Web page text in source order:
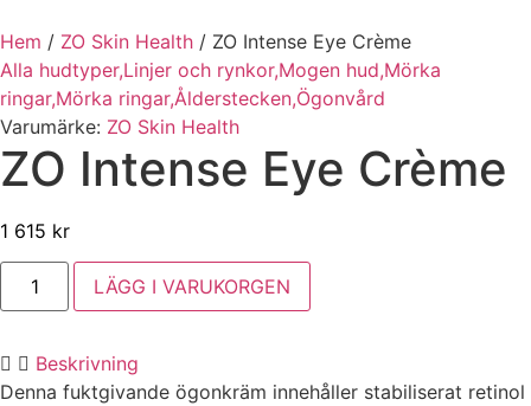
Hem / ZO Skin Health / ZO Intense Eye Crème
Alla hudtyper,Linjer och rynkor,Mogen hud,Mörka
ringar,Mörka ringar,Ålderstecken,Ögonvård
Varumärke: ZO Skin Health
ZO Intense Eye Crème
1 615 kr
ZO
Intense
Eye
LÄGG I VARUKORGEN
Beskrivning
Denna fuktgivande ögonkräm innehåller stabiliserat retinol